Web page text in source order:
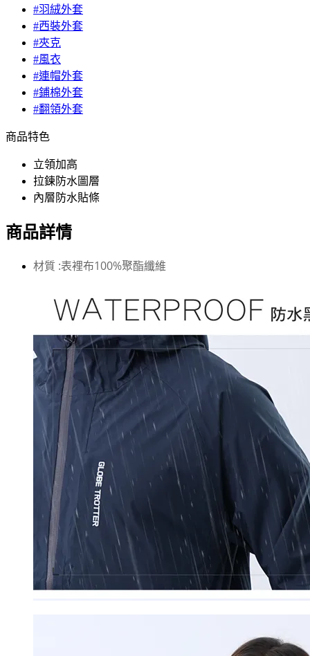
#羽絨外套
#西裝外套
#夾克
#風衣
#連帽外套
#鋪棉外套
#翻領外套
商品特色
立領加高
拉鍊防水圖層
內層防水貼條
商品詳情
材質 :表裡布100%聚酯纖維